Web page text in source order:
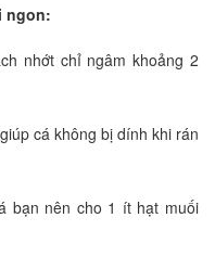
ngon:
nhớt chỉ ngâm khoảng 2
cá không bị dính khi rán
bạn nên cho 1 ít hạt muối